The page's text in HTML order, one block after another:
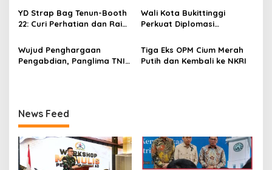
2026, Bukti Wastra
Nusantara Kian Digemari
YD Strap Bag Tenun-Booth
22: Curi Perhatian dan Raih
Memandang Wastra
dengan Citra Nan Anggun
Wali Kota Bukittinggi
Perkuat Diplomasi
Dubes Belanda dan Jerman
Sukseskan 100 Tahun Jam
Wujud Penghargaan
Pengabdian, Panglima TNI
Tiga Eks OPM Cium Merah
Putih dan Kembali ke NKRI
News Feed